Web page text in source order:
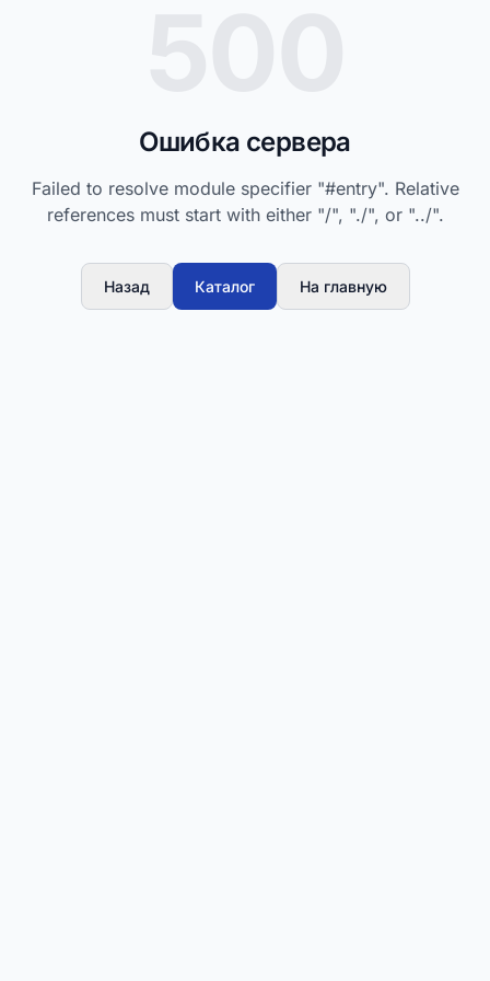
Ошибка сервера
Failed to resolve module specifier "#entry". Relative
references must start with either "/", "./", or "../".
Назад Каталог На главную